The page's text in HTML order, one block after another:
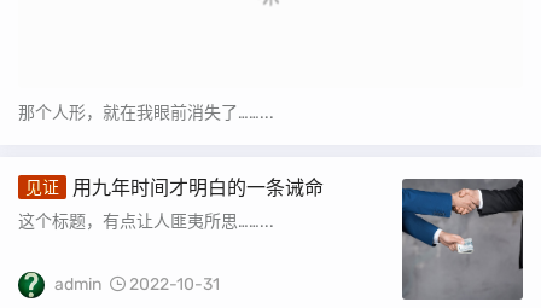
那个人形，就在我眼前消失了……...
见证 用九年时间才明白的一条诫命
这个标题，有点让人匪夷所思……...
admin 2022-10-31